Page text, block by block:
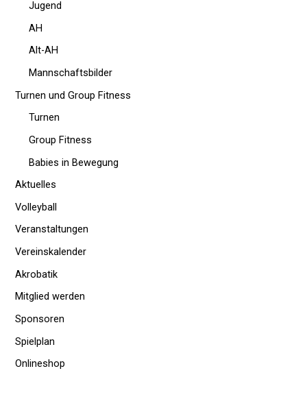
Jugend
AH
Alt-AH
Mannschaftsbilder
Turnen und Group Fitness
Turnen
Group Fitness
Babies in Bewegung
Aktuelles
Volleyball
Veranstaltungen
Vereinskalender
Akrobatik
Mitglied werden
Sponsoren
Spielplan
Onlineshop